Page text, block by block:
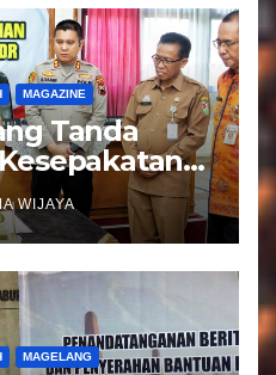
MAGAZINE
Tanda
WIJAYA
MAGELANG